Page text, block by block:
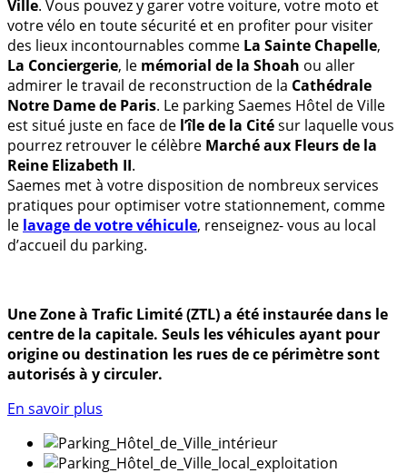
Ville. Vous pouvez y garer votre voiture, votre moto et
votre vélo en toute sécurité et en profiter pour visiter
des lieux incontournables comme La Sainte Chapelle,
La Conciergerie, le mémorial de la Shoah ou aller
admirer le travail de reconstruction de la Cathédrale
Notre Dame de Paris. Le parking Saemes Hôtel de Ville
est situé juste en face de l’île de la Citésur laquelle vous
pourrez retrouver le célèbre Marché aux Fleurs de la
Reine Elizabeth II.
Saemes met à votre disposition de nombreux services
pratiques pour optimiser votre stationnement, comme
le lavage de votre véhicule, renseignez- vous au local
d’accueil du parking.
Une Zone à Trafic Limité (ZTL) a été instaurée dans le
centre de la capitale. Seuls les véhicules ayant pour
origine ou destination les rues de ce périmètre sont
autorisés à y circuler.
En savoir plus